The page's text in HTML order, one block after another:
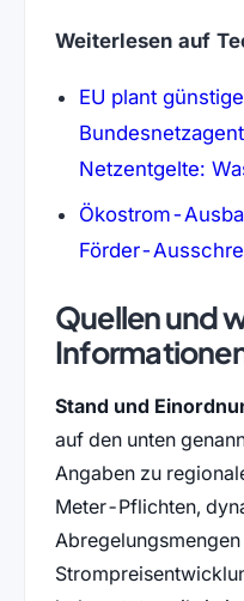
Weiterlesen auf
EU plant
Netzentgelte:
Ökostrom-
Förder-
Quellen und
Stand und
auf den unten
Angaben zu
Meter-Pflichten,